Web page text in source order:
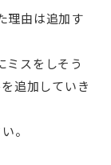
理由は追加す
ミスをしそう
追加していき
。